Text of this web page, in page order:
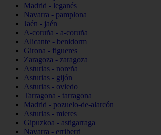
Madrid - leganés
Navarra - pamplona
Jaén - jaén
A-coruña - a-coruña
Alicante - benidorm
Girona - figueres
Zaragoza - zaragoza
Asturias - noreña
Asturias - gijón
Asturias - oviedo
Tarragona - tarragona
Madrid - pozuelo-de-alarcón
Asturias - mieres
Gipuzkoa - astigarraga
Navarra - erriberri